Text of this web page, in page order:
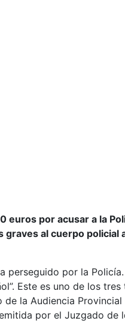
euros por acusar a la
al cuerpo
por la
Este es uno de los
la Audiencia
por el Juzgado